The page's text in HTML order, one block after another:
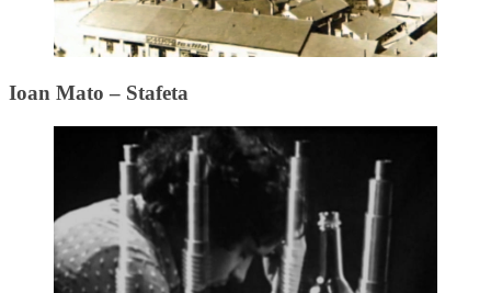
Ioan Mato – Stafeta